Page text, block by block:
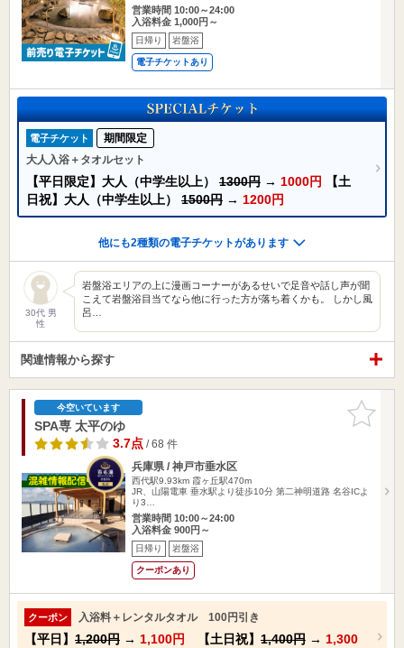
営業時間 10:00～24:00
入浴料金 1,000円～
日帰り 岩盤浴
電子チケットあり
電子チケット
期間限定
大人入浴＋タオルセット
【平日限定】大人（中学生以上） 1300円 → 1000円
【土
日祝】大人（中学生以上） 1500円 → 1200円
他にも2種類の電子チケットがあります
30代 男
性
岩盤浴エリアの上に漫画コーナーがあるせいで足音や話し声が聞
こえて岩盤浴目当てなら他に行った方が落ち着くかも。 しかし風
呂…
関連情報から探す
お気に入
りに追加
今空いています
SPA専 太平のゆ
3.7点/ 68 件
兵庫県 / 神戸市垂水区
西代駅9.93km 霞ヶ丘駅470m
JR、山陽電車 垂水駅より徒歩10分 第二神明道路 名谷ICよ
り3…
営業時間 10:00～24:00
入浴料金 900円～
日帰り 岩盤浴
クーポンあり
クーポン 入浴料＋レンタルタオル 100円引き
【平日】 1,200円 → 1,100円 【土日祝】 1,400円 → 1,300